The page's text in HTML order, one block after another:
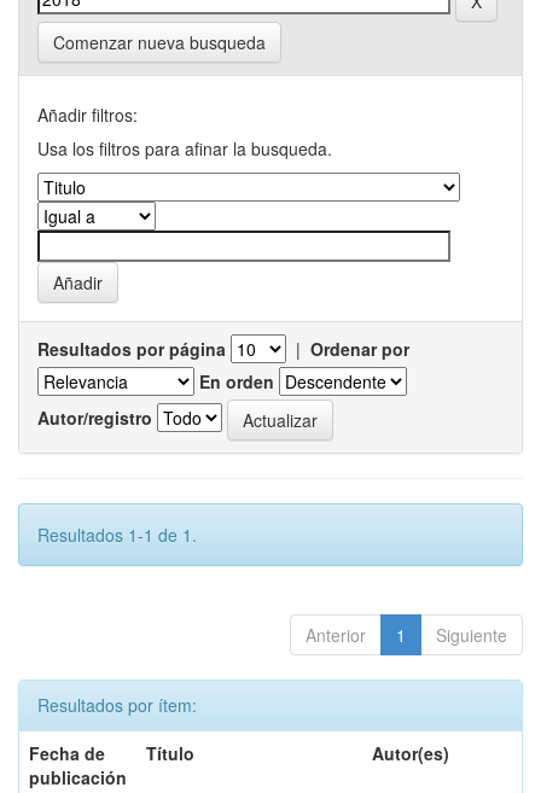
Comenzar nueva busqueda
Añadir filtros:
Usa los filtros para afinar la busqueda.
Resultados por página | Ordenar por
En orden
Autor/registro
Resultados 1-1 de 1.
Anterior 1 Siguiente
Resultados por ítem:
Fecha de
publicación
Título Autor(es)